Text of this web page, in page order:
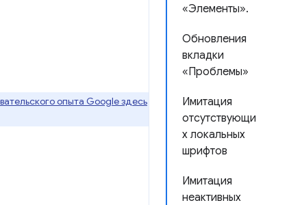
«Элементы».
Обновления
вкладки
«Проблемы»
Имитация
отсутствующи
х локальных
шрифтов
Имитация
неактивных
опыта Google здесь